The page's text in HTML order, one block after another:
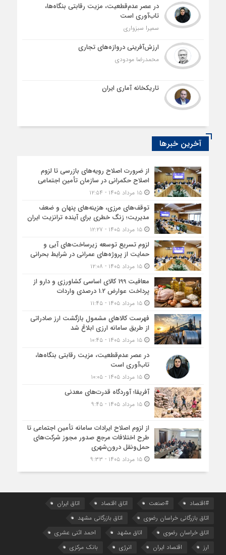
در عصر عدم‌قطعیت، مزیت رقابتی بنگاه‌ها،
تاب‌آوری است
سمیرا سبزواری
ارزش‌آفرینی دروازه‌های تجاری
محمدرضا مودودی
تاریکخانه آماری ایران
آخرین خبرها
از ضرورت اصلاح رویه‌های بازرسی تا لزوم
اصلاح حکمرانی در سازمان تأمین اجتماعی
۱۵ مرداد ۱۴۰۵ - ۱۲:۵۴
توقف‌های مرزی، هزینه‌های پنهان و ضعف
مدیریت؛ زنگ خطری برای آینده ترانزیت ایران
۱۵ مرداد ۱۴۰۵ - ۱۲:۲۷
لزوم تسریع توسعه زیرساخت‌های آبی و
حمایت از پروژه‌های عمرانی در شرایط بحرانی
۱۵ مرداد ۱۴۰۵ - ۱۲:۰۸
معافیت 199 کالای اساسی کشاورزی و دارو از
پرداخت عوارض 1.2 درصدی واردات
۱۵ مرداد ۱۴۰۵ - ۱۱:۴۵
فهرست کالاهای مشمول بازگشت ارز صادراتی
از طریق سامانه ارزی ابلاغ شد
۱۵ مرداد ۱۴۰۵ - ۱۰:۴۵
در عصر عدم‌قطعیت، مزیت رقابتی بنگاه‌ها،
تاب‌آوری است
۱۵ مرداد ۱۴۰۵ - ۱۰:۰۵
آفریقا؛ آوردگاه قدرت‌های معدنی
۱۵ مرداد ۱۴۰۵ - ۹:۴۵
از لزوم اصلاح ایرادات سامانه تأمین اجتماعی تا
طرح اختلافات مرجع صدور مجوز شرکت‌های
حمل‌ونقل درون‌شهری
۱۵ مرداد ۱۴۰۵ - ۹:۳۳
#اقتصاد #صنعت اتاق اقتصاد
اتاق ایران
اتاق بازرگانی خراسان رضوی
اتاق بازرگانی مشهد
اتاق خراسان رضوی
اتاق مشهد
احمد اثنی عشری
ارز
اقتصاد ایران انرژی بانک مرکزی